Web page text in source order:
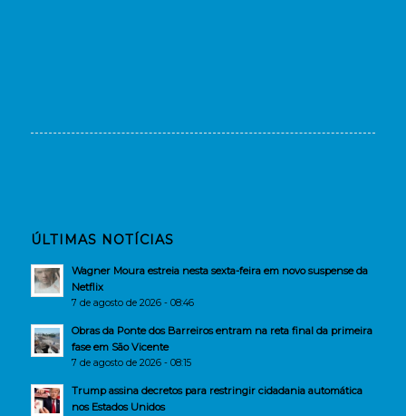
ÚLTIMAS NOTÍCIAS
Wagner Moura estreia nesta sexta-feira em novo suspense da
Netflix
7 de agosto de 2026 - 08:46
Obras da Ponte dos Barreiros entram na reta final da primeira
fase em São Vicente
7 de agosto de 2026 - 08:15
Trump assina decretos para restringir cidadania automática
nos Estados Unidos